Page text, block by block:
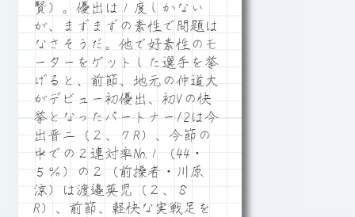
賢）。優出は１度しかない
が、まずまずの素性で問題は
なさそうだ。他で好素性のモ
ーターをゲットした選手を挙
げると、前節、地元の仲道大
がデビュー初優出、初Vの快
挙となったパートナー12は今
出晋二（２、７R）、今節の
中での２連対率№１（44・
５％）の２（前操者・川原
涼）は渡邉英児（２、８
R）、前節、軽快な実戦足を